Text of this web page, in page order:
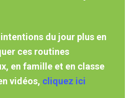
du jour plus en
ces routines
en famille et en classe
vidéos, cliquez ici